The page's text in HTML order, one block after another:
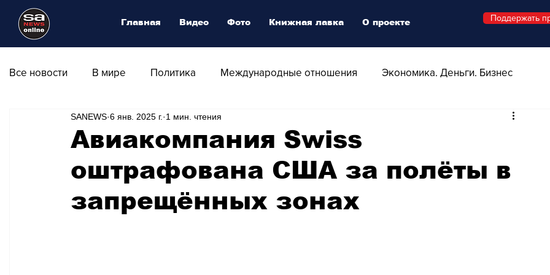
Все новости В мире Политика Международные отношения Экономика. Деньги. Бизнес
Общество Армия Аналитика
Транспорт Культура Магия искусства Swiss Афиша Стиль Стильный четверг
Авиакомпания Swiss
оштрафована США за полёты в
запрещённых зонах
SANEWS 6 янв. 2025 г. 1 мин. чтения
Главная Видео Фото Книжная лавка О проекте Поддержать